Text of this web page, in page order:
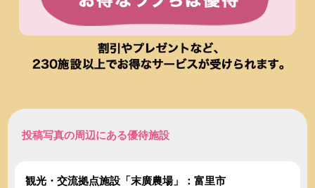
投稿写真の周辺にある優待施設
観光・交流拠点施設「末廣農場」：富里市